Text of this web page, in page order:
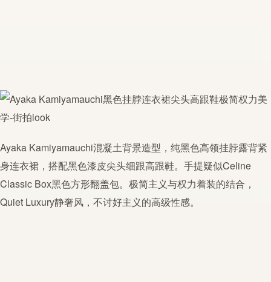
Ayaka Kamiyamauchi混凝土背景造型，纯黑色高领挂脖露背紧
身连衣裙，搭配黑色漆皮尖头细跟高跟鞋。手提疑似Celine
Classic Box黑色方形翻盖包。 极简主义与权力着装的结合，
Quiet Luxury静奢风，不讨好主义的高级性感。